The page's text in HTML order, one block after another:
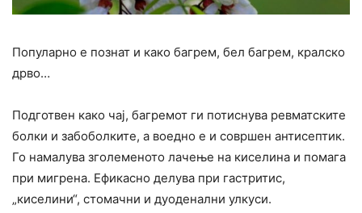
Популарно е познат и како багрем, бел багрем, кралско
дрво…
Подготвен како чај, багремот ги потиснува ревматските
болки и забоболките, а воедно е и совршен антисептик.
Го намалува зголеменото лачење на киселина и помага
при мигрена. Ефикасно делува при гастритис,
„киселини“, стомачни и дуоденални улкуси.